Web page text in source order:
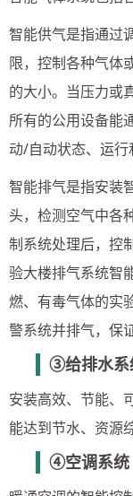
智能供气是指通过
限，控制各种气体
的大小。当压力或
所有的公用设备能
动/自动状态、运行
智能排气是指安装
头，检测空气中各
制系统处理后，控
验大楼排气系统智
燃、有毒气体的实
警系统并排气，保
③给排水系
安装高效、节能、
能达到节水、资源
④空调系统